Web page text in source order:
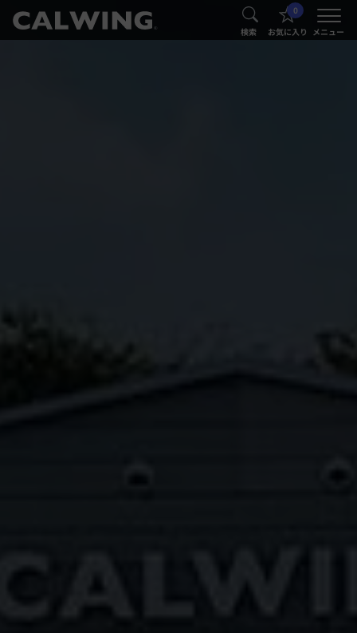
® 検索
0
お気に入り メニュー
®